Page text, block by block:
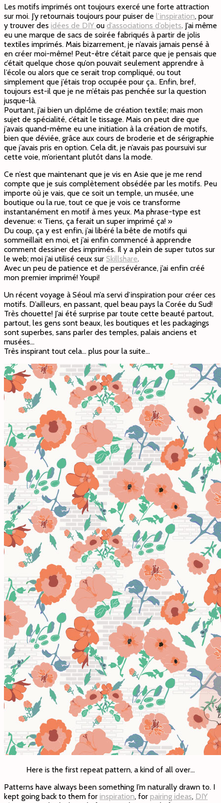
Les motifs imprimés ont toujours exercé une forte attraction
sur moi. J’y retournais toujours pour puiser de l’inspiration, pour
y trouver des idées de DIY ou d’associations d’objets. J’ai même
eu une marque de sacs de soirée fabriqués à partir de jolis
textiles imprimés. Mais bizarrement, je n’avais jamais pensé à
en créer moi-même! Peut-être c’était parce que je pensais que
c’était quelque chose qu’on pouvait seulement apprendre à
l’école ou alors que ce serait trop compliqué, ou tout
simplement que j’étais trop occupée pour ça.. Enfin, bref,
toujours est-il que je ne m’étais pas penchée sur la question
jusque-là.
Pourtant, j’ai bien un diplôme de création textile; mais mon
sujet de spécialité, c’était le tissage. Mais on peut dire que
j’avais quand-même eu une initiation à la création de motifs,
bien que déviée, grâce aux cours de broderie et de sérigraphie
que j’avais pris en option. Cela dit, je n’avais pas poursuivi sur
cette voie, m’orientant plutôt dans la mode.
Ce n’est que maintenant que je vis en Asie que je me rend
compte que je suis complètement obsédée par les motifs. Peu
importe où je vais, que ce soit un temple, un musée, une
boutique ou la rue, tout ce que je vois ce transforme
instantanément en motif à mes yeux. Ma phrase-type est
devenue: « Tiens, ça ferait un super imprimé ça! »
Du coup, ça y est enfin, j’ai libéré la bête de motifs qui
sommeillait en moi, et j’ai enfin commencé à apprendre
comment dessiner des imprimés. Il y a plein de super tutos sur
le web; moi j’ai utilisé ceux sur Skillshare.
Avec un peu de patience et de persévérance, j’ai enfin créé
mon premier imprimé! Youpi!
Un récent voyage à Séoul m’a servi d’inspiration pour créer ces
motifs. D’ailleurs, en passant, quel beau pays la Corée du Sud!
Très chouette! J’ai été surprise par toute cette beauté partout,
partout, les gens sont beaux, les boutiques et les packagings
sont superbes, sans parler des temples, palais anciens et
musées…
Très inspirant tout cela… plus pour la suite…
Here is the first repeat pattern, a kind of all over…
Patterns have always been something I’m naturally drawn to. I
kept going back to them for inspiration, for pairing ideas, DIY